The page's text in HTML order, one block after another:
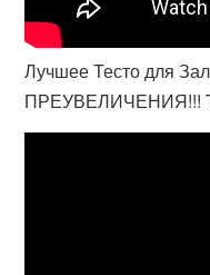
Лучшее Тесто для
ПРЕУВЕЛИЧЕНИЯ!!!